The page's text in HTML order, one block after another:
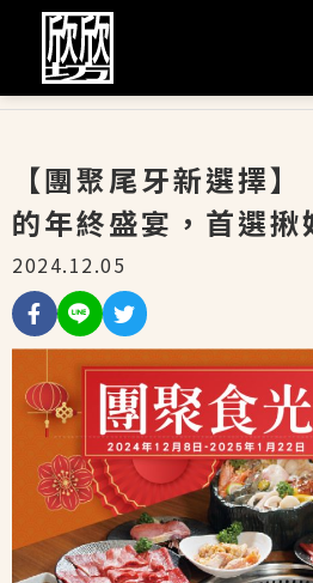
【團聚尾牙新選擇
的年終盛宴，首選揪
2024.12.05